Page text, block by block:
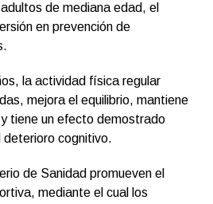
de mediana edad, el
en prevención de
la actividad física regular
mejora el equilibrio, mantiene
tiene un efecto demostrado
deterioro cognitivo.
de Sanidad promueven el
mediante el cual los